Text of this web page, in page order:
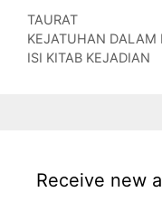
e
A
p
e
d
l
a
i
u
m
Categories
TAURAT
KEJATUHAN DALAM
ISI KITAB KEJADIAN
Receive new